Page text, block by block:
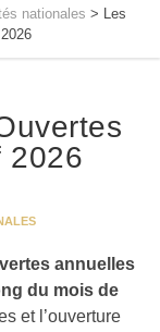
nationales > Les
2026
annuelles
du mois de
et l’ouverture